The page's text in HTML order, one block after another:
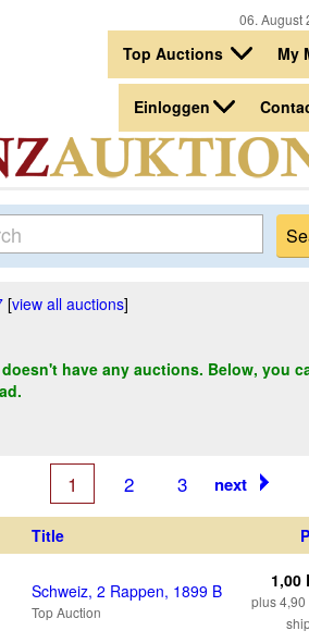
06.
Top Auctions My
Einloggen
[view all auctions]
have any auctions. Below, you
1 2 3 next
Title
Schweiz, 2 Rappen, 1899 B
Top Auction
1,00
plus 4,90